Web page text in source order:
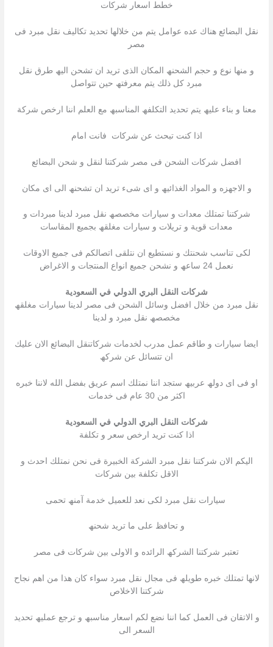
خطط اسعار شركات
نقل البضائع ھناك عده عوامل یتم من خلالھا تحدید تكالیف نقل مبرد فى
مصر
و منھا نوع و حجم الشحنھ المكان الذى ترید ان تشحن الیھ طرق نقل
مبرد كل ذلك یتم معرفتھ حین تتواصل
معنا و بناء علیھ یتم تحدید التكلفھ المناسبھ مع العلم اننا ارخص شركة
اذا كنت تبحث عن شركات فانت امام
افضل شركات الشحن فى مصر شركتنا لنقل و شحن البضائع
و الاجھزه و المواد الغذائیھ و اى شىء ترید ان تشحنھ الى اى مكان
شركتنا تمتلك معدات و سیارات مخصصھ نقل مبرد لدینا مبردات و
معدات قویة و تریلات و سیارات مغلقھ بجمیع المقاسات
لكى تناسب شحنتك و نستطیع ان نتلقى اتصالكم فى جمیع الاوقات
نعمل 24 ساعھ و نشحن جمیع انواع المنتجات و الاغراض
شركات النقل البري الدولي في السعودية
نقل مبرد من خلال افضل وسائل الشحن فى مصر لدینا سیارات مغلقھ
مخصصھ نقل مبرد و لدینا
ایضا سیارات و طاقم عمل مدرب لخدمات شركاتنقل البضائع الان علیك
ان تتسائل عن شركھ
او فى اى دولھ عربیھ ستجد اننا نمتلك اسم عریق بفضل الله لاننا خبره
اكثر من 30 عام فى خدمات
شركات النقل البري الدولي في السعودية
اذا كنت ترید ارخص سعر و تكلفة
الیكم الان شركتنا نقل مبرد الشركة الخبیرة فى نحن نمتلك احدث و
الاقل تكلفة بین شركات
سیارات نقل مبرد لكى نعد للعمیل خدمة آمنھ تحمى
و تحافظ على ما ترید شحنھ
تعتبر شركتنا الشركھ الرائده و الاولى بین شركات فى مصر
لانھا تمتلك خبره طویلھ فى مجال نقل مبرد سواء كان ھذا من اھم نجاح
شركتنا الاخلاص
و الاتقان فى العمل كما اننا نضع لكم اسعار مناسبھ و ترجع عملیھ تحدید
السعر الى